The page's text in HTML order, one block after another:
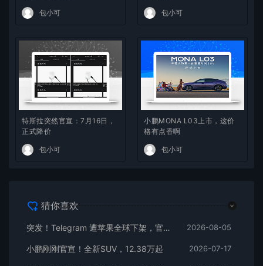
包小可 包小可
特斯拉突然官宣：7月16日，
正式降价
包小可
小鹏MONA L03上市，这价
格有点香啊
包小可
猜你喜欢
突发！Telegram 遭苹果全球下架，官方回应 2026-08-05
小鹏刚刚官宣！全新SUV，12.38万起 2026-07-17